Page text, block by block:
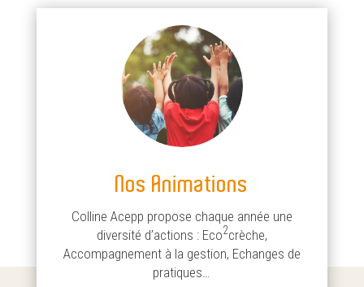
Nos Animations
Colline Acepp propose chaque année une
diversité d’actions : Eco2crèche,
Accompagnement à la gestion, Echanges de
pratiques…